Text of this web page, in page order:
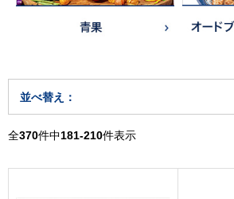
並べ替え：
全370件中181-210件表示